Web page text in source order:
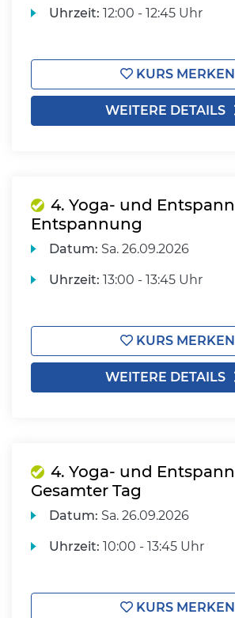
Uhrzeit: 12:00 - 12:45 Uhr
KURS MERKEN
WEITERE DETAILS
4. Yoga- und
Entspannung
Datum: Sa. 26.09.2026
Uhrzeit: 13:00 - 13:45 Uhr
KURS MERKEN
WEITERE DETAILS
4. Yoga- und
Gesamter Tag
Datum: Sa. 26.09.2026
Uhrzeit: 10:00 - 13:45 Uhr
KURS MERKEN